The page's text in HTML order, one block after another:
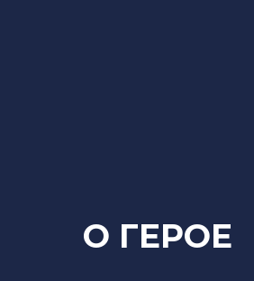
О ГЕРОЕ